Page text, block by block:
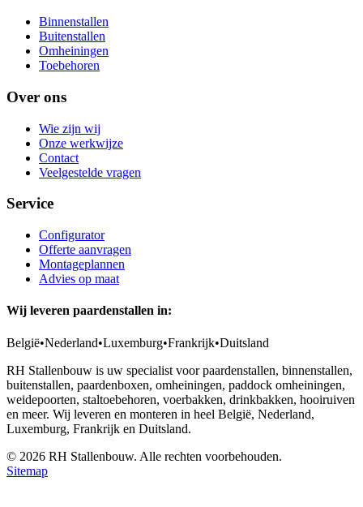
Binnenstallen
Buitenstallen
Omheiningen
Toebehoren
Over ons
Wie zijn wij
Onze werkwijze
Contact
Veelgestelde vragen
Service
Configurator
Offerte aanvragen
Montageplannen
Advies op maat
Wij leveren paardenstallen in:
België•Nederland•Luxemburg•Frankrijk•Duitsland
RH Stallenbouw is uw specialist voor paardenstallen, binnenstallen,
buitenstallen, paardenboxen, omheiningen, paddock omheiningen,
weidepoorten, staltoebehoren, voerbakken, drinkbakken, hooiruiven
en meer. Wij leveren en monteren in heel België, Nederland,
Luxemburg, Frankrijk en Duitsland.
© 2026 RH Stallenbouw. Alle rechten voorbehouden.
Sitemap